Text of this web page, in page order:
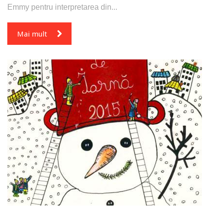
Emmy pentru interpretarea din...
Mai mult